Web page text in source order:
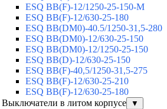
ESQ ВВ(F)-12/1250-25-150-М
ESQ BB(F)-12/630-25-180
ESQ ВВ(DM0)-40.5/1250-31,5-280
ESQ ВВ(DM0)-12/630-25-150
ESQ ВВ(DM0)-12/1250-25-150
ESQ BB(D)-12/630-25-150
ESQ ВВ(F)-40,5/1250-31,5-275
ESQ ВВ(F)-12/630-25-210
ESQ ВВ(F)-12/630-25-180
Выключатели в литом корпусе
▼